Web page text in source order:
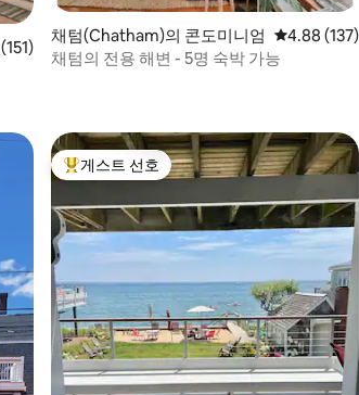
점(5점 만점), 후기 151개
채텀(Chatham)의 콘도미니엄 평점 4.88
4.88 (137)
채텀의 전용 해변 - 5명 숙박 가능
상위 게스트 선호
게스트 선호